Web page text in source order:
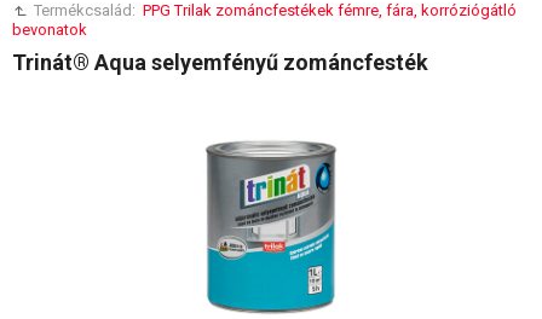
Termékcsalád: PPG Trilak zománcfestékek fémre, fára, korróziógátló
bevonatok
Trinát® Aqua selyemfényű zománcfesték